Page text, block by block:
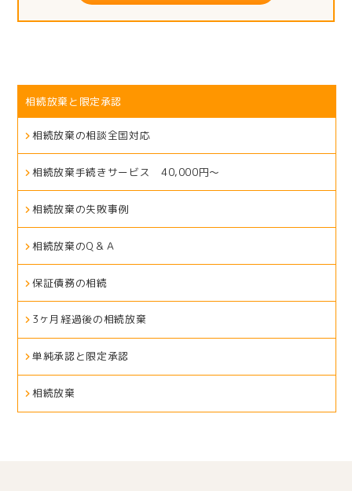
相続放棄と限定承認
相続放棄の相談全国対応
相続放棄手続きサービス 40,000円～
相続放棄の失敗事例
相続放棄のQ＆Ａ
保証債務の相続
3ヶ月経過後の相続放棄
単純承認と限定承認
相続放棄